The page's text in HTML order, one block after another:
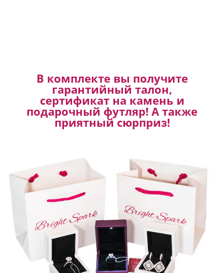
В комплекте вы получите
гарантийный талон,
сертификат на камень и
подарочный футляр! А также
приятный сюрприз!